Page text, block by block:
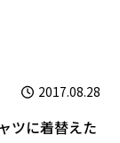
2017.08.28
ツに着替えた